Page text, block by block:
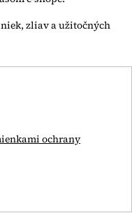
ochrany